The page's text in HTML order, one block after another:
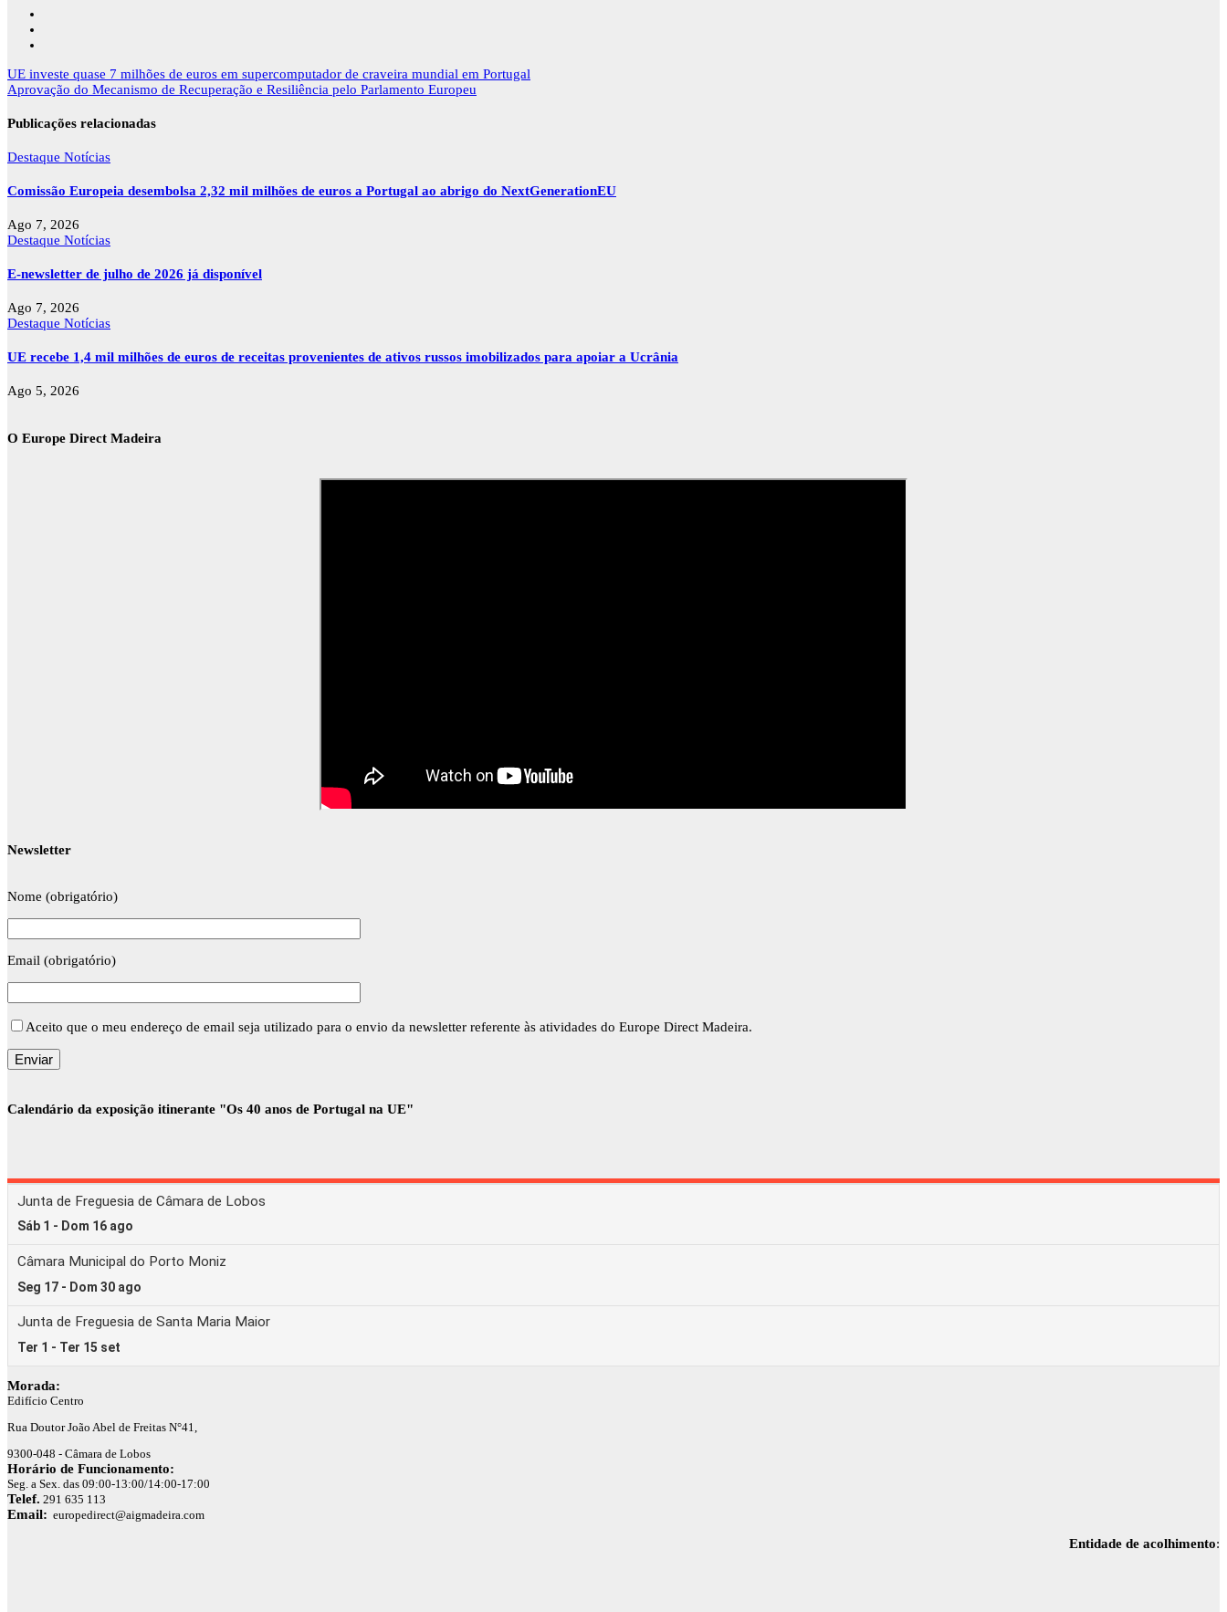
Navegação
de
UE investe quase 7 milhões de euros em supercomputador de craveira mundial em Portugal
Aprovação do Mecanismo de Recuperação e Resiliência pelo Parlamento Europeu
Publicações relacionadas
Destaque Notícias
Comissão Europeia desembolsa 2,32 mil milhões de euros a Portugal ao abrigo do NextGenerationEU
Ago 7, 2026
Destaque Notícias
E-newsletter de julho de 2026 já disponível
Ago 7, 2026
Destaque Notícias
UE recebe 1,4 mil milhões de euros de receitas provenientes de ativos russos imobilizados para apoiar a Ucrânia
Ago 5, 2026
O Europe Direct Madeira
Newsletter
Nome (obrigatório)
Email (obrigatório)
Aceito que o meu endereço de email seja utilizado para o envio da newsletter referente às atividades do Europe Direct Madeira.
Calendário da exposição itinerante "Os 40 anos de Portugal na UE"
Morada:
Edifício Centro
Rua Doutor João Abel de Freitas N°41,
9300-048 - Câmara de Lobos
Horário de Funcionamento:
Seg. a Sex. das 09:00-13:00/14:00-17:00
Telef. 291 635 113
Email: europedirect@aigmadeira.com
Entidade de acolhimento: